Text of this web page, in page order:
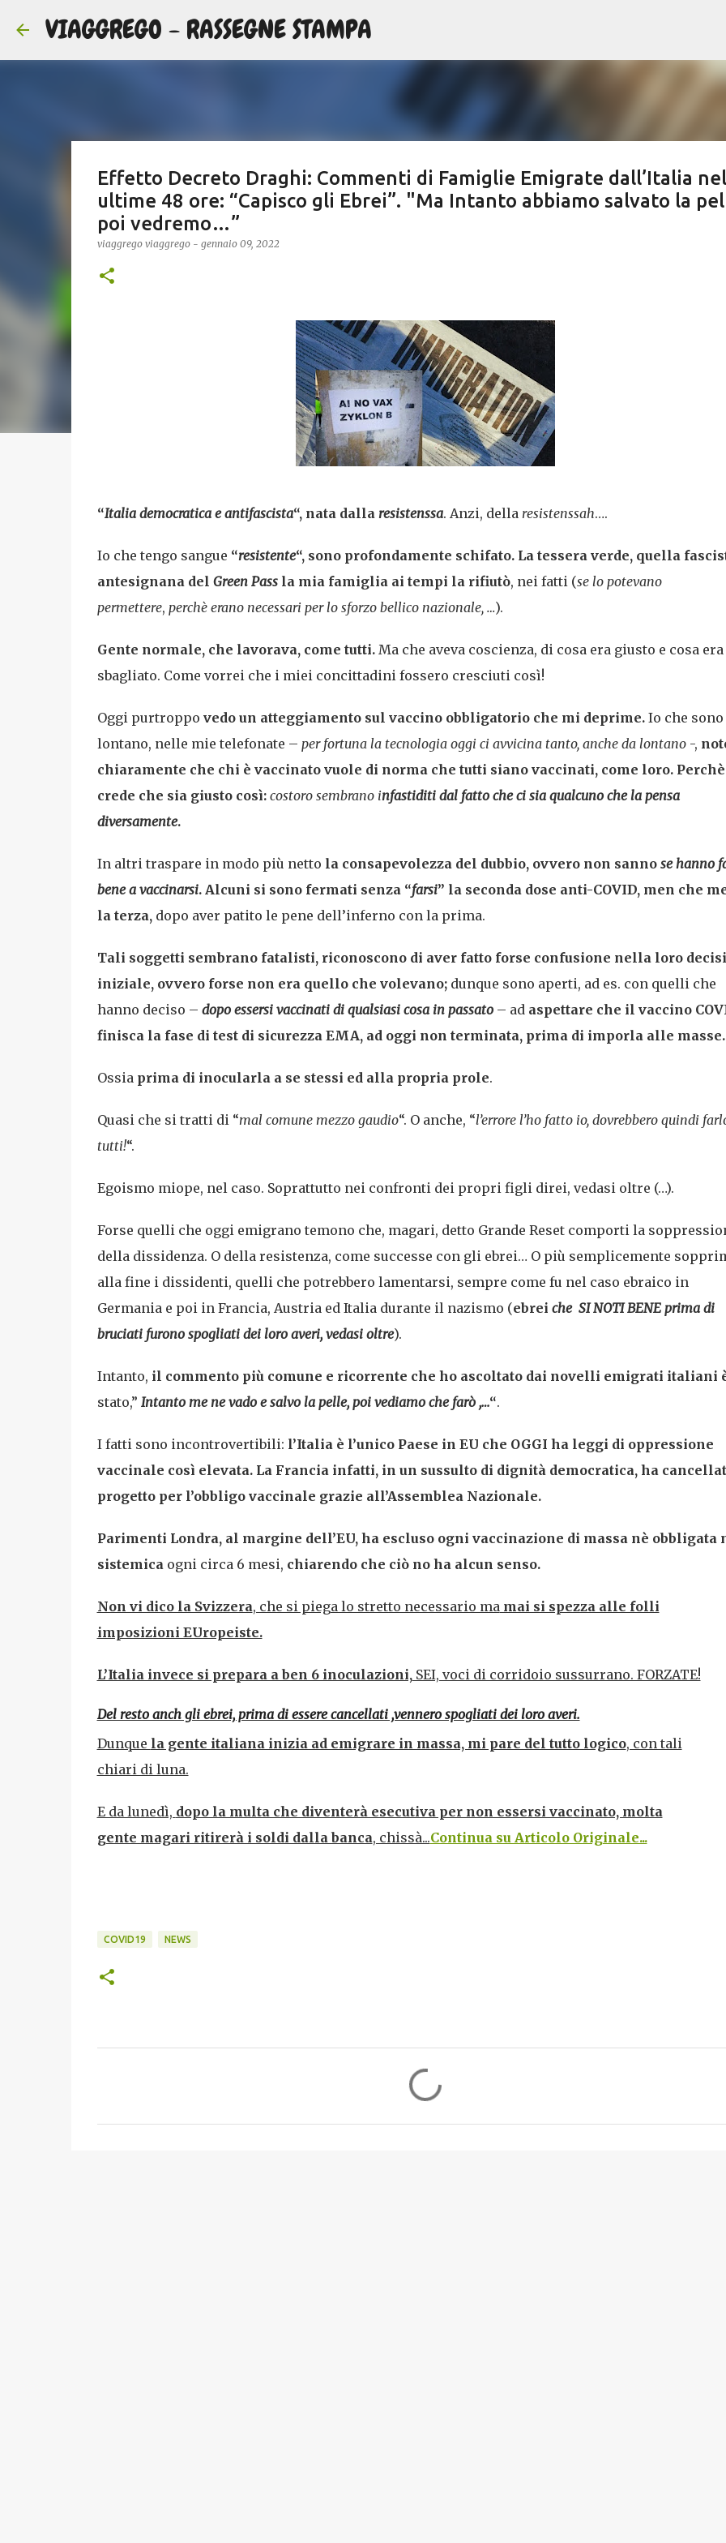
VIAGGREGO - RASSEGNE STAMPA
Effetto Decreto Draghi: Commenti di Famiglie Emigrate dall’Italia
ultime 48 ore: “Capisco gli Ebrei”. "Ma Intanto abbiamo salvato la
poi vedremo…”
viaggrego viaggrego - gennaio 09, 2022
“Italia democratica e antifascista“, nata dalla resistenssa. Anzi, della resistenssah….
Io che tengo sangue “resistente“, sono profondamente schifato. La tessera verde, quella
antesignana del Green Passla mia famiglia ai tempi la rifiutò, nei fatti (se lo potevano
permettere, perchè erano necessari per lo sforzo bellico nazionale, …).
Gente normale, che lavorava, come tutti.Ma che aveva coscienza, di cosa era giusto e cosa era
sbagliato. Come vorrei che i miei concittadini fossero cresciuti così!
Oggi purtroppo vedo un atteggiamento sul vaccino obbligatorio che mi deprime.Io che sono
lontano, nelle mie telefonate – per fortuna la tecnologia oggi ci avvicina tanto, anche da lontano-,
chiaramente che chi è vaccinato vuole di norma che tutti siano vaccinati, come loro. Perchè
crede che sia giusto così: costoro sembrano infastiditi dal fatto che ci sia qualcuno che la pensa
diversamente.
In altri traspare in modo più netto la consapevolezza del dubbio, ovvero non sanno se hanno
bene a vaccinarsi. Alcuni si sono fermati senza “farsi” la seconda dose anti-COVID, men che
la terza,dopo aver patito le pene dell’inferno con la prima.
Tali soggetti sembrano fatalisti, riconoscono di aver fatto forse confusione nella loro
iniziale, ovvero forse non era quello che volevano;dunque sono aperti, ad es. con quelli che
hanno deciso – dopo essersi vaccinati di qualsiasi cosa in passato – ad aspettare che il vaccino
finisca la fase di test di sicurezza EMA, ad oggi non terminata, prima di imporla alle masse.
Ossiaprima di inocularla a se stessi ed alla propria prole.
Quasi che si tratti di “mal comune mezzo gaudio“. O anche, “l’errore l’ho fatto io, dovrebbero quindi
tutti!“.
Egoismo miope, nel caso. Soprattutto nei confronti dei propri figli direi, vedasi oltre (…).
Forse quelli che oggi emigrano temono che, magari, detto Grande Reset comporti la
della dissidenza. O della resistenza, come successe con gli ebrei… O più semplicemente
alla fine i dissidenti, quelli che potrebbero lamentarsi, sempre come fu nel caso ebraico in
Germania e poi in Francia, Austria ed Italia durante il nazismo (ebrei che SI NOTI BENE prima di
bruciati furono spogliati dei loro averi, vedasi oltre).
Intanto, il commento più comune e ricorrente che ho ascoltato dai novelli emigrati italiani
stato,” Intanto me ne vado e salvo la pelle, poi vediamo che farò ,…“.
I fatti sono incontrovertibili: l’Italia è l’unico Paese in EU che OGGI ha leggi di oppressione
vaccinale così elevata. La Francia infatti, in un sussulto di dignità democratica, ha
progetto per l’obbligo vaccinale grazie all’Assemblea Nazionale.
Parimenti Londra, al margine dell’EU, ha escluso ogni vaccinazione di massa nè obbligata
sistemica ogni circa 6 mesi, chiarendo che ciò no ha alcun senso.
Non vi dico la Svizzera, che si piega lo stretto necessario mamai si spezza alle folli
imposizioni EUropeiste.
L’Italia invece si prepara a ben 6 inoculazioni,SEI, voci di corridoio sussurrano. FORZATE!
Del resto anch gli ebrei, prima di essere cancellati ,vennero spogliati dei loro averi.
Dunque la gente italiana inizia ad emigrare in massa, mi pare del tutto logico, con tali
chiari di luna.
E da lunedì, dopo la multa che diventerà esecutiva per non essersi vaccinato, molta
gente magari ritirerà i soldi dalla banca, chissà...Continua su Articolo Originale...
COVID19 NEWS